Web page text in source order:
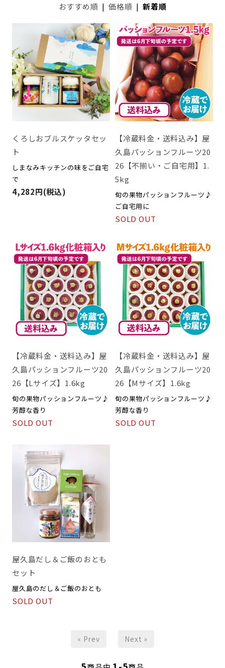
おすすめ順 |価格順 |新着順
くろしおブルスケッタセッ
ト
しまなみキッチンの味をご自宅
で
4,282円(税込)
【冷蔵料金・送料込み】屋
久島パッションフルーツ20
26【不揃い・ご自宅用】1.
5kg
旬の果物パッションフルーツ♪
ご自宅用に
SOLD OUT
【冷蔵料金・送料込み】屋
久島パッションフルーツ20
26【Lサイズ】1.6kg
旬の果物パッションフルーツ♪
芳醇な香り
SOLD OUT
【冷蔵料金・送料込み】屋
久島パッションフルーツ20
26【Mサイズ】1.6kg
旬の果物パッションフルーツ♪
芳醇な香り
SOLD OUT
屋久島だし＆ご飯のおとも
セット
屋久島のだし＆ご飯のおとも
SOLD OUT
« Prev Next »